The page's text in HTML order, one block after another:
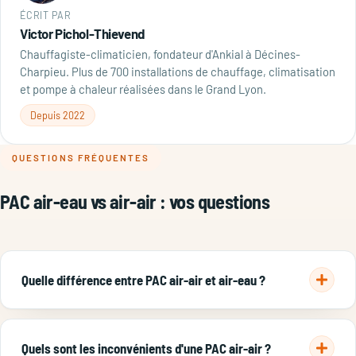
ÉCRIT PAR
Victor Pichol-Thievend
Chauffagiste-climaticien, fondateur d'Ankial à Décines-
Charpieu. Plus de 700 installations de chauffage, climatisation
et pompe à chaleur réalisées dans le Grand Lyon.
Depuis 2022
QUESTIONS FRÉQUENTES
PAC air-eau vs air-air : vos questions
Quelle différence entre PAC air-air et air-eau ?
La PAC air-air capte les calories de l'air extérieur et les
Quels sont les inconvénients d'une PAC air-air ?